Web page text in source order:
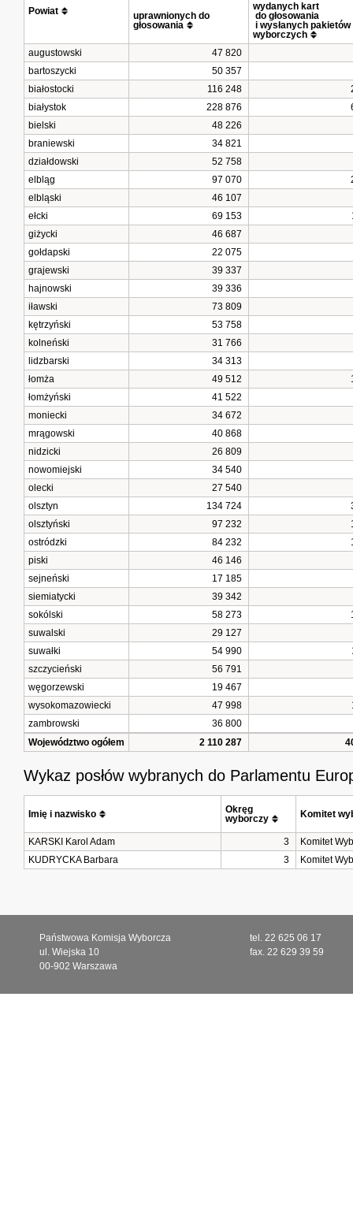
Powiat
uprawnionych do
głosowania
wydanych kart
do głosowania
wyborczych
augustowski
47 820
bartoszycki
50 357
białostocki
116 248
białystok
228 876
bielski
48 226
braniewski
34 821
działdowski
52 758
elbląg
97 070
elbląski
46 107
ełcki
69 153
giżycki
46 687
gołdapski
22 075
grajewski
39 337
hajnowski
39 336
iławski
73 809
kętrzyński
53 758
kolneński
31 766
lidzbarski
34 313
łomża
49 512
łomżyński
41 522
moniecki
34 672
mrągowski
40 868
nidzicki
26 809
nowomiejski
34 540
olecki
27 540
olsztyn
134 724
olsztyński
97 232
ostródzki
84 232
piski
46 146
sejneński
17 185
siemiatycki
39 342
sokólski
58 273
suwalski
29 127
suwałki
54 990
szczycieński
56 791
węgorzewski
19 467
wysokomazowiecki
47 998
zambrowski
36 800
Województwo ogółem
2 110 287
Wykaz posłów wybranych do Parlamentu
Imię i nazwisko
Okręg
wyborczy
Komitet
KARSKI Karol Adam 3
Komitet
KUDRYCKA Barbara
3 Komitet
Państwowa Komisja Wyborcza
ul. Wiejska 10
00-902 Warszawa
tel. 22 625 06 17
fax. 22 629 39 59